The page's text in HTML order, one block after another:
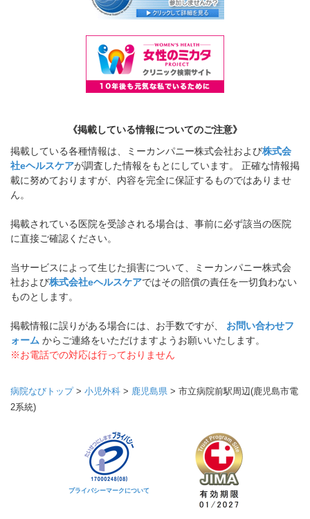
《掲載している情報についてのご注意》
掲載している各種情報は、ミーカンパニー株式会社および株式会
社eヘルスケアが調査した情報をもとにしています。 正確な情報掲
載に努めておりますが、内容を完全に保証するものではありませ
ん。
掲載されている医院を受診される場合は、事前に必ず該当の医院
に直接ご確認ください。
当サービスによって生じた損害について、ミーカンパニー株式会
社および株式会社eヘルスケアではその賠償の責任を一切負わない
ものとします。
掲載情報に誤りがある場合には、お手数ですが、 お問い合わせフ
ォーム からご連絡をいただけますようお願いいたします。
※お電話での対応は行っておりません
病院なびトップ> 小児外科 > 鹿児島県 > 市立病院前駅周辺(鹿児島市電
2系統)
プライバシーマークについて